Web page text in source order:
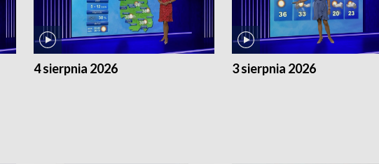
4 sierpnia 2026 3 sierpnia 2026